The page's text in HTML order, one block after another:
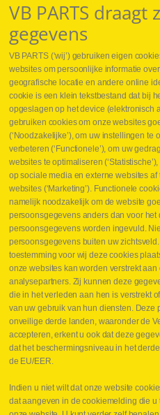
Webshop
Nieuws
Jobs
Contact
Leveringen
Drukcontrole set
Persmaten
Herstellen cilinders
Hoe opmeten?
Hydrogroepen
Hydraulische slangen
Contact VB Parts
Abraham Hansstraat 7 ,B-8800
Tel. +32 (0)51 24 06 05
E-mail info@vbparts.be
⏳ Laatste maand
⏳ Laatste kans
VB PARTS
gegevens
VB PARTS (‘wij’) gebruiken eigen
websites om persoonlijke informatie
geografische locatie en andere online
cookie is een klein tekstbestand dat bij
opgeslagen op het device (elektronisch
gebruiken cookies om onze websites
(‘Noodzakelijke’), om uw instellingen
verbeteren (‘Functionele’), om uw
websites te optimaliseren
op sociale media en externe websites
websites (‘Marketing’). Functionele
namelijk noodzakelijk om de website
persoonsgegevens anders dan voor het
persoonsgegevens worden ingevuld.
persoonsgegevens buiten uw
toestemming voor wij deze cookies
onze websites kan worden verstrekt
analysepartners. Zij kunnen deze
die in het verleden aan hen is verstrekt
van uw gebruik van hun diensten. Deze
onveilige derde landen, waaronder de
accepteren, erkent u ook dat deze
dat het beschermingsniveau in het
de EU/EER.
Indien u niet wilt dat onze website
dat aangeven in de cookiemelding die